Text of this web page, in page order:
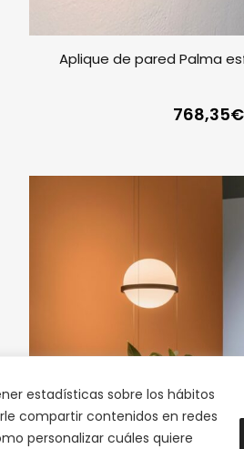
estadísticas sobre los hábitos
compartir contenidos en redes
personalizar cuáles quiere
Aplique de pared Palma
768,35€